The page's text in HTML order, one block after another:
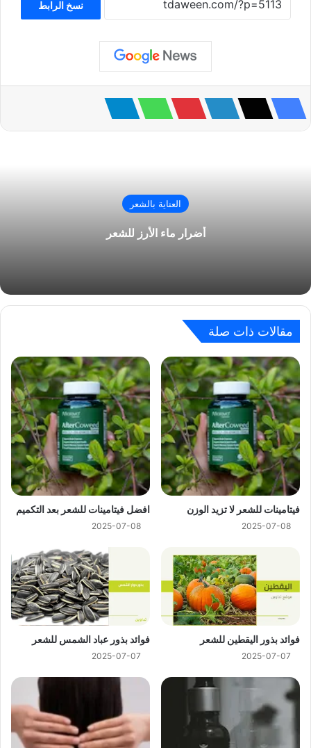
نسخ الرابط
العناية بالشعر
أضرار ماء الأرز للشعر
مقالات ذات صلة
فيتامينات للشعر لا تزيد الوزن
2025-07-08
افضل فيتامينات للشعر بعد التكميم
2025-07-08
فوائد بذور اليقطين للشعر
2025-07-07
فوائد بذور عباد الشمس للشعر
2025-07-07